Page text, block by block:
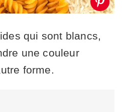
qui sont blancs,
une couleur
forme.